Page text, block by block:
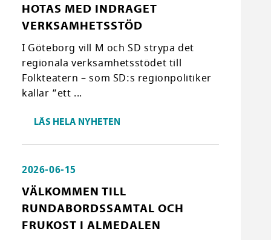
HOTAS MED INDRAGET
VERKSAMHETSSTÖD
I Göteborg vill M och SD strypa det
regionala verksamhetsstödet till
Folkteatern – som SD:s regionpolitiker
kallar ”ett ...
LÄS HELA NYHETEN
2026-06-15
VÄLKOMMEN TILL
RUNDABORDSSAMTAL OCH
FRUKOST I ALMEDALEN